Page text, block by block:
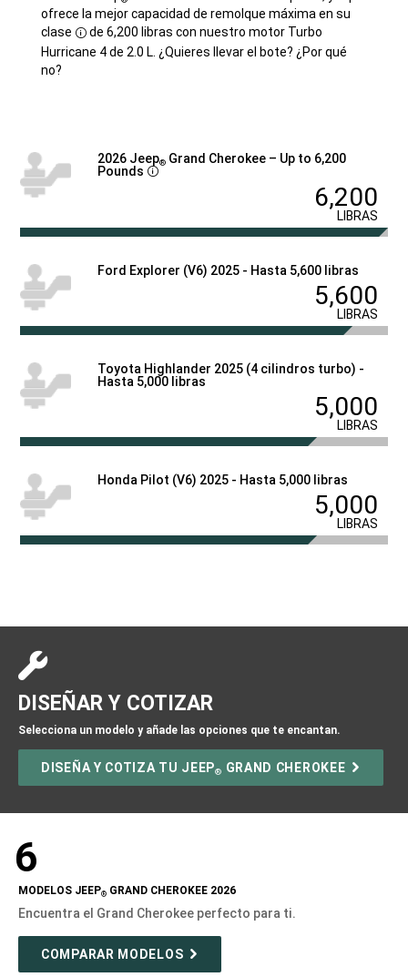
ofrece la mejor capacidad de remolque máxima en su
clase
Disclosure
de 6,200 libras con nuestro motor Turbo
Hurricane 4 de 2.0 L. ¿Quieres llevar el bote? ¿Por qué
no?
2026 Jeep® Grand Cherokee – Up to 6,200
Pounds Disclosure
6,200
LIBRAS
Ford Explorer (V6) 2025 - Hasta 5,600 libras
5,600
LIBRAS
Toyota Highlander 2025 (4 cilindros turbo) -
Hasta 5,000 libras
5,000
LIBRAS
Honda Pilot (V6) 2025 - Hasta 5,000 libras
5,000
LIBRAS
DISEÑAR Y COTIZAR
Selecciona un modelo y añade las opciones que te encantan.
DISEÑA Y COTIZA TU JEEP® GRAND CHEROKEE
6
MODELOS JEEP® GRAND CHEROKEE 2026
Encuentra el Grand Cherokee perfecto para ti.
COMPARAR MODELOS